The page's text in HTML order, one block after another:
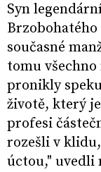
Syn
současné
tomu všechno
pronikly
životě, který
profesi
rozešli v
úctou," uvedli